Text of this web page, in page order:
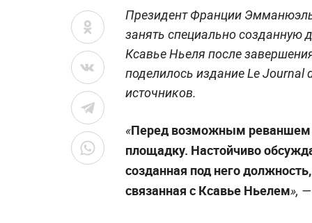
Президент Франции
занять специально созданную
Ксавье Ньеля после
поделилось издание Le Journal
источников.
«Перед возможным реваншем
площадку. Настойчиво
созданная под него
связанная с Ксавье Ньелем»,